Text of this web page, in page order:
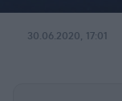
30.06.2020, 17:01